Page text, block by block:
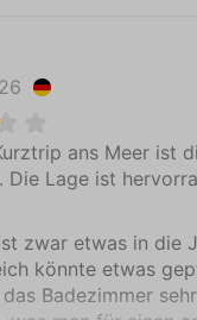
ans Meer ist
Die Lage ist
zwar etwas in die
könnte etwas
das Badezimmer